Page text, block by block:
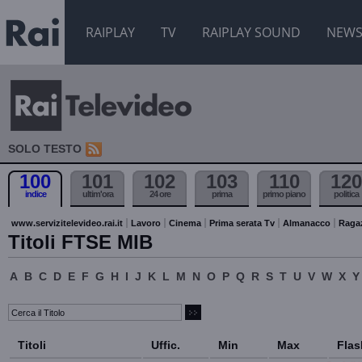
RAIPLAY TV RAIPLAY SOUND NEWS
SOLO TESTO
100
indice
101
ultim'ora
102
24 ore
103
prima
110
primo piano
120
politica
www.servizitelevideo.rai.it Lavoro Cinema Prima serata Tv Almanacco
Titoli FTSE MIB
A B C D E F G H I J K L M N O P Q R S T U V W X Y
Titoli Uffic. Min Max